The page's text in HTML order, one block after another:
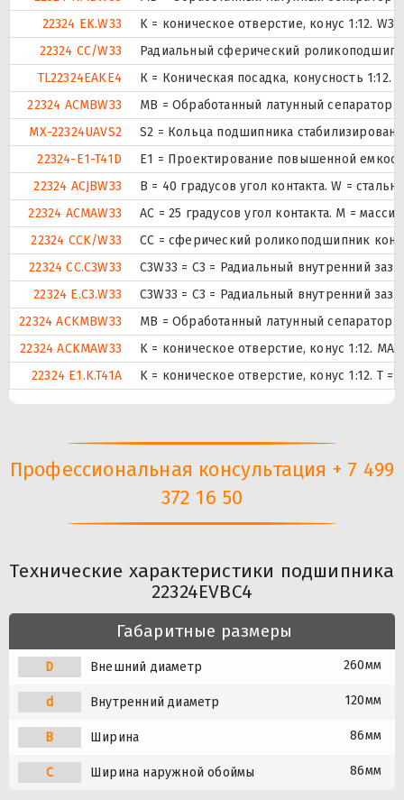
22324 EK.W33
K = коническое отверстие, конус 1:12.
22324 CC/W33
Радиальный сферический
TL22324EAKE4
К = Коническая посадка, конусность 1:12.
22324 ACMBW33
MB = Обработанный латунный сепаратор
MX-22324UAVS2
S2 = Кольца подшипника
22324-E1-T41D
E1 = Проектирование повышенной
22324 ACJBW33
B = 40 градусов угол контакта. W =
22324 ACMAW33
AC = 25 градусов угол контакта. M =
22324 CCK/W33
CC = сферический роликоподшипник
22324 CC.C3W33
C3W33 = C3 = Радиальный внутренний
22324 E.C3.W33
C3W33 = C3 = Радиальный внутренний
22324 ACKMBW33
MB = Обработанный латунный сепаратор
22324 ACKMAW33
K = коническое отверстие, конус 1:12.
22324 E1.K.T41A
K = коническое отверстие, конус 1:12. T
Профессиональная консультация + 7 499
372 16 50
Технические характеристики подшипника
22324EVBC4
Габаритные размеры
D Внешний диаметр 260мм
d Внутренний диаметр 120мм
B Ширина 86мм
C Ширина наружной обоймы 86мм